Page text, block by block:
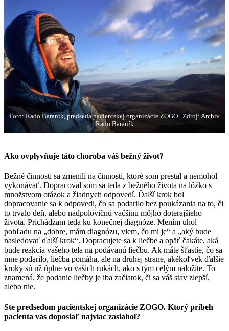
Foto: Rado Baraník, predseda pacientskej organizácie ZOGO | Zdroj: Archiv
Rado Baraník
Ako ovplyvňuje táto choroba váš bežný život?
Bežné činnosti sa zmenili na činnosti, ktoré som prestal a nemohol
vykonávať. Dopracoval som sa teda z bežného života na lôžko s
množstvom otázok a žiadnych odpovedí. Ďalší krok bol
dopracovanie sa k odpovedi, čo sa podarilo bez poukázania na to, či
to trvalo deň, alebo nadpolovičnú vačšinu môjho doterajšieho
života. Prichádzam teda ku konečnej diagnóze. Mením uhol
pohľadu na „dobre, mám diagnózu, viem, čo mi je“ a „aký bude
nasledovať ďalší krok“. Dopracujete sa k liečbe a opäť čakáte, aká
bude reakcia vašeho tela na podávanú liečbu. Ak máte šťastie, čo sa
mne podarilo, liečba pomáha, ale na druhej strane, akékoľvek ďalšie
kroky sú už úplne vo vašich rukách, ako s tým celým naložíte. To
znamená, že podanie liečby je iba začiatok, či sa váš stav zlepší,
alebo nie.
Ste predsedom pacientskej organizácie ZOGO. Ktorý príbeh
pacienta vás doposiaľ najviac zasiahol?